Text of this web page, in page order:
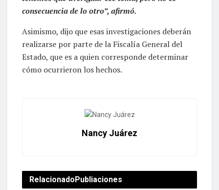
consecuencia de lo otro”, afirmó.
Asimismo, dijo que esas investigaciones deberán
realizarse por parte de la Fiscalía General del
Estado, que es a quien corresponde determinar
cómo ocurrieron los hechos.
Nancy Juárez
RelacionadoPubliaciones